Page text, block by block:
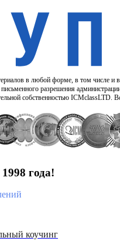
в любой форме, в том числе
разрешения
собственностью ICMclassLTD.
года!
коучинг